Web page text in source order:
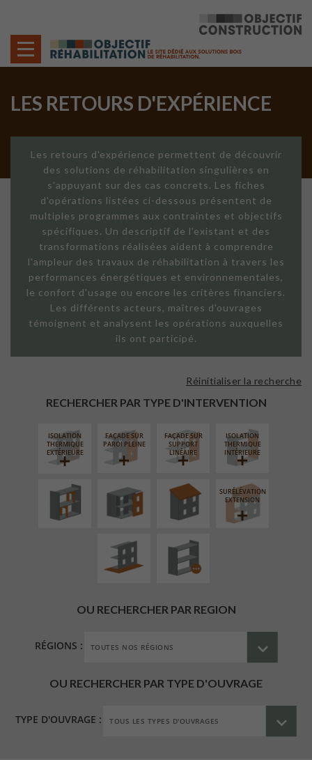
LES RETOURS D'EXPÉRIENCE
Les retours d'expérience permettent de découvrir
des solutions de réhabilitation singulières en
s'appuyant sur des cas concrets. Les fiches
d'opérations listées ci-dessous présentent de
multiples programmes aux contraintes et objectifs
spécifiques. Un descriptif de l'existant et des
transformations réalisées aident à comprendre
l'ampleur des travaux de réhabilitation à travers les
performances énergétiques et environnementales,
le confort d'usage ou encore les critères financiers.
Les différents acteurs, maîtres d'ouvrages
témoignent et analysent les opérations auxquelles
ils ont participé.
RECHERCHER PAR TYPE D'INTERVENTION
Réinitialiser la recherche
ISOLATION
THERMIQUE
EXTÉRIEURE
FAÇADE SUR
PAROI PLEINE
FAÇADE SUR
SUPPORT
LINÉAIRE
ISOLATION
THERMIQUE
INTÉRIEURE
RÉAMÉNAGEMENT
INTÉRIEUR
FERMETURE
LOGGIAS
RÉFECTION DES
TOITURES
SURÉLÉVATION
EXTENSION
AMÉNAGEMENT
EXTÉRIEUR
PROCÉDÉ
PARTICULIER
OU RECHERCHER PAR REGION
RÉGIONS :
OU RECHERCHER PAR TYPE D'OUVRAGE
TYPE D'OUVRAGE :